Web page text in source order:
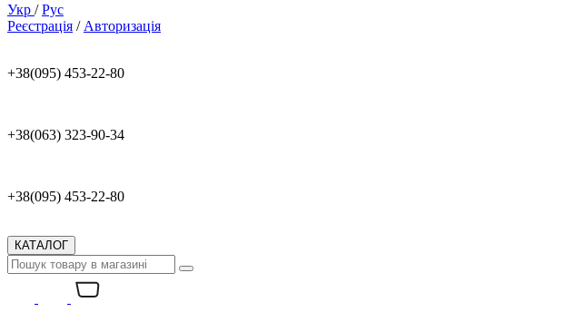
Укр /Рус
Реєстрація / Авторизація
+38(095) 453-22-80
+38(063) 323-90-34
+38(095) 453-22-80
КАТАЛОГ